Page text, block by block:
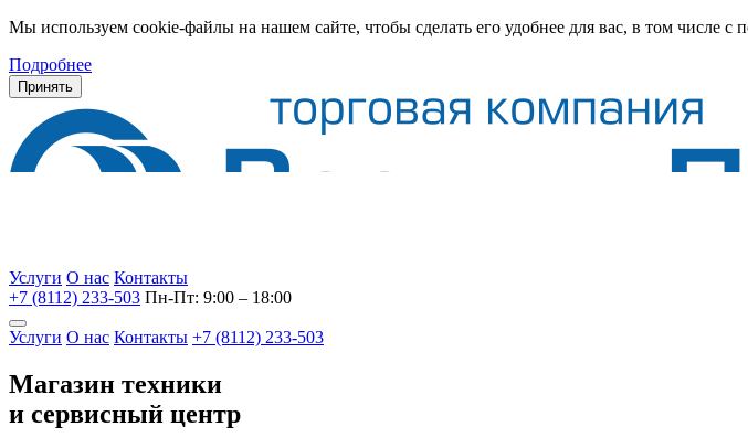
Мы используем cookie-файлы на нашем сайте, чтобы сделать его удобнее для вас, в том числе
Подробнее
Принять
Услуги О нас Контакты
+7 (8112) 233-503 Пн-Пт: 9:00 – 18:00
Услуги О нас Контакты +7 (8112) 233-503
Магазин техники
и сервисный центр